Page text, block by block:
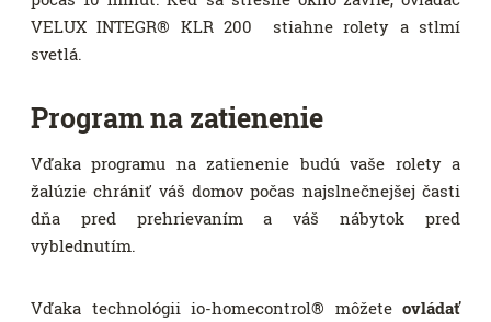
VELUX INTEGR® KLR 200 stiahne rolety a stlmí
svetlá.
Program na zatienenie
Vďaka programu na zatienenie budú vaše rolety a
žalúzie chrániť váš domov počas najslnečnejšej časti
dňa pred prehrievaním a váš nábytok pred
vyblednutím.
Vďaka technológii io-homecontrol® môžete ovládať